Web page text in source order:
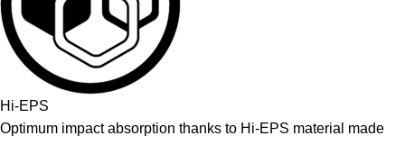
Hi-EPS
Optimum impact absorption thanks to Hi-EPS material made